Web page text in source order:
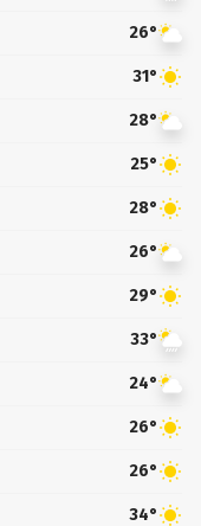
26°
31°
28°
25°
28°
26°
29°
33°
24°
26°
26°
34°